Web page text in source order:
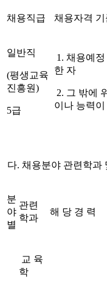
채용직급 채용자격 기
일반직
(평생교육
진흥원)
5급
1. 채용예
한 자
2. 그 밖에
이나 능력
다. 채용분야 관련학과
분
야
별
관련
학과
해 당 경 력
교 육
학